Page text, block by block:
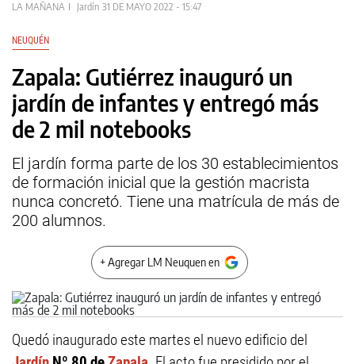
LA MAÑANA Jardín 31 DE MAYO 2022 - 15:47
NEUQUÉN
Zapala: Gutiérrez inauguró un
jardín de infantes y entregó más
de 2 mil notebooks
El jardín forma parte de los 30 establecimientos
de formación inicial que la gestión macrista
nunca concretó. Tiene una matrícula de más de
200 alumnos.
+ Agregar LM Neuquen en
Quedó inaugurado este martes el nuevo edificio del